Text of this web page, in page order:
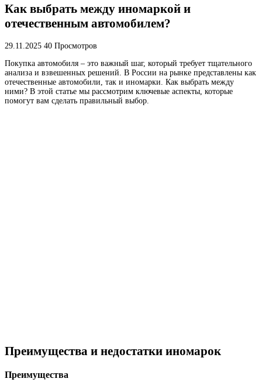
Как выбрать между иномаркой и
отечественным автомобилем?
29.11.2025 40 Просмотров
Покупка автомобиля – это важный шаг, который требует тщательного
анализа и взвешенных решений. В России на рынке представлены как
отечественные автомобили, так и иномарки. Как выбрать между
ними? В этой статье мы рассмотрим ключевые аспекты, которые
помогут вам сделать правильный выбор.
Преимущества и недостатки иномарок
Преимущества